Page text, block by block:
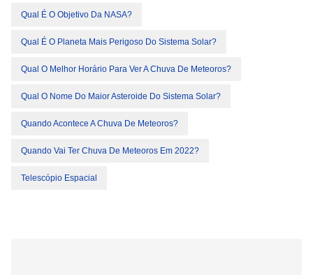
Qual É O Objetivo Da NASA?
Qual É O Planeta Mais Perigoso Do Sistema Solar?
Qual O Melhor Horário Para Ver A Chuva De Meteoros?
Qual O Nome Do Maior Asteroide Do Sistema Solar?
Quando Acontece A Chuva De Meteoros?
Quando Vai Ter Chuva De Meteoros Em 2022?
Telescópio Espacial